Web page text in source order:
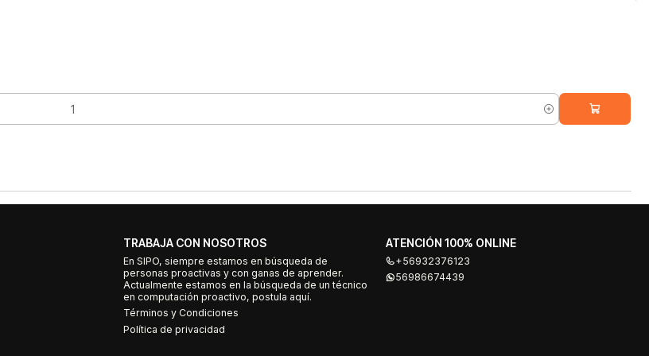
TRABAJA CON NOSOTROS
En SIPO, siempre estamos en búsqueda de
personas proactivas y con ganas de aprender.
Actualmente estamos en la búsqueda de un técnico
en computación proactivo, postula aquí.
Términos y Condiciones
Política de privacidad
ATENCIÓN 100% ONLINE
+56932376123
56986674439